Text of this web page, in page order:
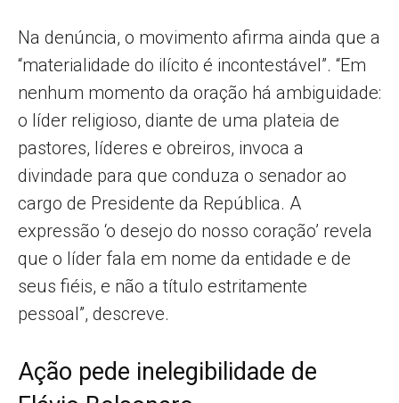
Na denúncia, o movimento afirma ainda que a
“materialidade do ilícito é incontestável”. “Em
nenhum momento da oração há ambiguidade:
o líder religioso, diante de uma plateia de
pastores, líderes e obreiros, invoca a
divindade para que conduza o senador ao
cargo de Presidente da República. A
expressão ‘o desejo do nosso coração’ revela
que o líder fala em nome da entidade e de
seus fiéis, e não a título estritamente
pessoal”, descreve.
Ação pede inelegibilidade de